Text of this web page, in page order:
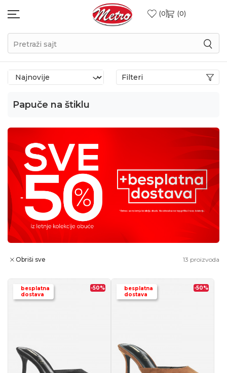
0 0
Pretraži sajt
Papuče na štiklu
Filteri
13 proizvoda
Obriši sve
besplatna
dostava
-50%
besplatna
dostava
-50%